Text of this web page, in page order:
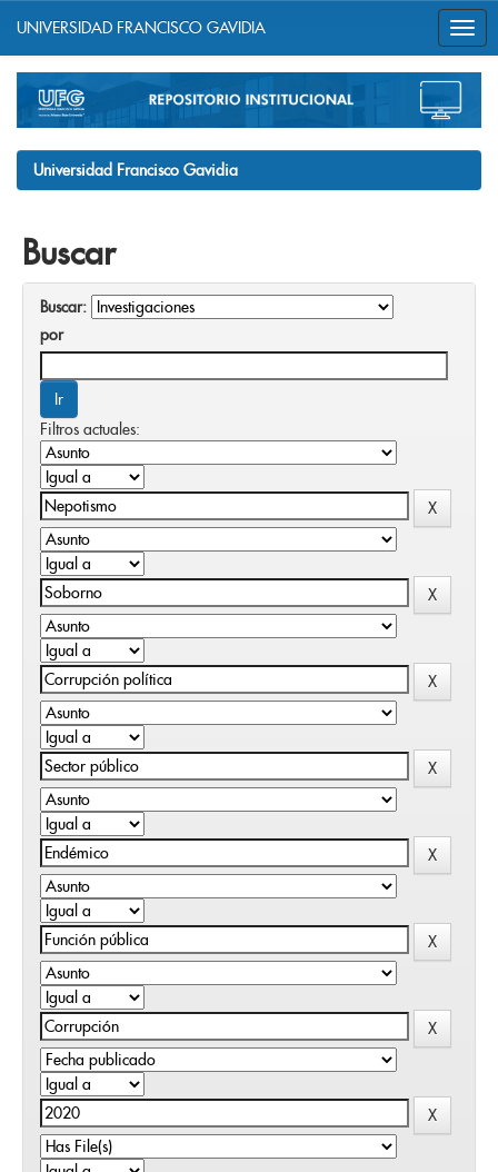
navigation
UNIVERSIDAD FRANCISCO GAVIDIA
Universidad Francisco Gavidia
Buscar
Buscar:
por
Filtros actuales: